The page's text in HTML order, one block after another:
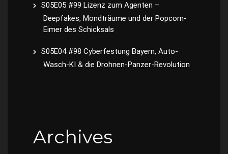
S05E05 #99 Lizenz zum Agenten –
Deepfakes, Mondträume und der Popcorn-
Eimer des Schicksals
S05E04 #98 Cyberfestung Bayern, Auto-
Wasch-KI & die Drohnen-Panzer-Revolution
Archives